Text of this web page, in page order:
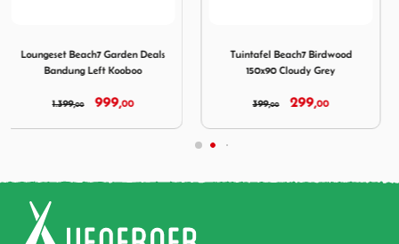
Tuintafel Beach7 Birdwood
150x90 Cloudy Grey
399,00 299,00
Loungeset Beach7 Garden Deals
Bandung Left Sunlight
1.399, 00 999,00